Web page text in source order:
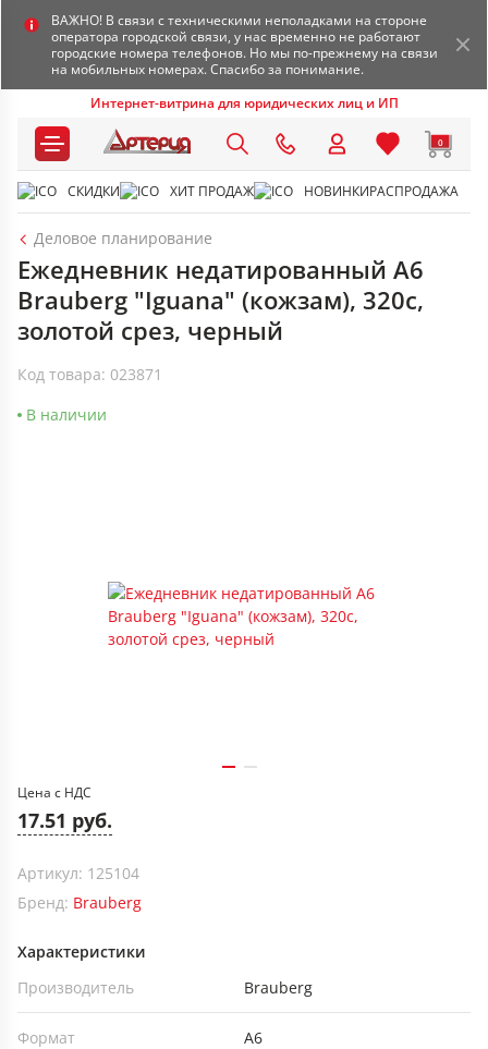
ВАЖНО! В связи с техническими неполадками на стороне
оператора городской связи, у нас временно не работают
городские номера телефонов. Но мы по-прежнему на связи
на мобильных номерах. Спасибо за понимание.
Интернет-витрина для юридических лиц и ИП
0
СКИДКИ ХИТ ПРОДАЖ НОВИНКИРАСПРОДАЖА
Деловое планирование
Ежедневник недатированный А6
Brauberg "Iguana" (кожзам), 320с,
золотой срез, черный
Код товара: 023871
В наличии
Цена с НДС
17.51 руб.
Артикул: 125104
Бренд: Brauberg
Характеристики
Производитель
Brauberg
Формат А6